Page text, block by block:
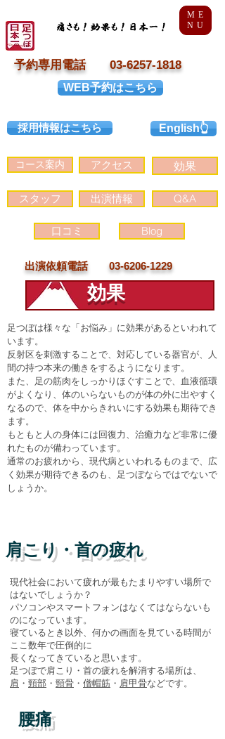
コース案内 アクセス
スタッフ 出演情報
口コミ Blog
Q&A
効果
出演依頼電話 03-6206-1229
予約専用電話 03-6257-1818
English👆
WEB予約はこちら
採用情報はこちら
ME
NU
​効果
足つぼは様々な「お悩み」に効果があるといわれて
います。
​反射区を刺激することで、対応している器官が、人
間の持つ本来の働きをするようになります。
​また、足の筋肉をしっかりほぐすことで、血液循環
がよくなり、体のいらないものが体の外に出やすく
なるので、体を中からきれいにする効果も期待でき
ます。
​もともと人の身体には回復力、治癒力など非常に優
れたものが備わっています。
​通常のお疲れから、現代病といわれるものまで、広
く効果が期待できるのも、足つぼならではでないで
しょうか。
肩こり・首の疲れ
現代社会において疲れが最もたまりやすい場所で
はないでしょうか？
パソコンやスマートフォンはなくてはならないも
のになっています。
​寝ているとき以外、何かの画面を見ている時間が
ここ数年で圧倒的に
長くなってきていると思います。
足つぼで肩こり・首の疲れを解消する場所は、
肩 ・ 頸部 ・ 頸骨 ・ 僧帽筋 ・ 肩甲骨​などです。
腰痛